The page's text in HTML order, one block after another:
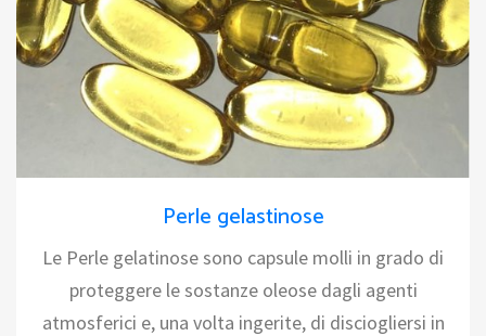
Perle gelastinose
Le Perle gelatinose sono capsule molli in grado di
proteggere le sostanze oleose dagli agenti
atmosferici e, una volta ingerite, di disciogliersi in